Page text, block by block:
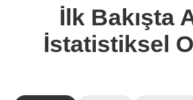
İlk Bakışta
İstatistiksel